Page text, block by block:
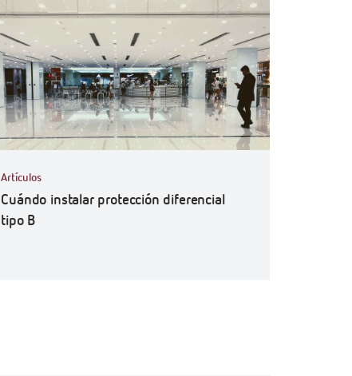
Artículos
Cuándo instalar protección diferencial
tipo B